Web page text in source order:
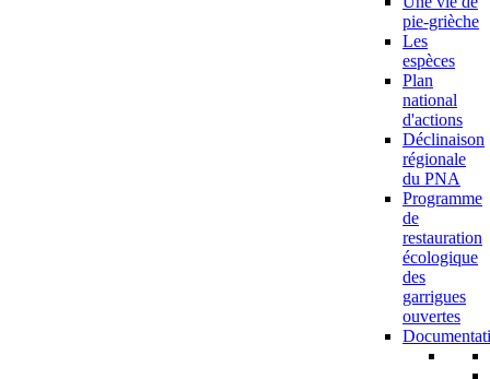
pie-grièche
Les
espèces
Plan
national
d'actions
Déclinaison
régionale
du PNA
Programme
de
restauration
écologique
des
garrigues
ouvertes